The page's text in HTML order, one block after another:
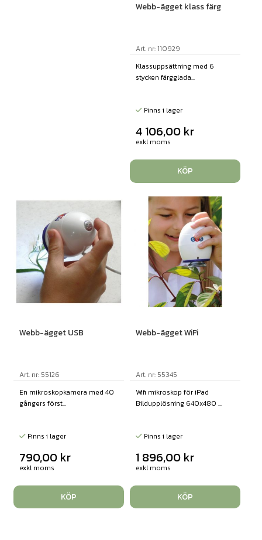
Webb-ägget klass färg
Art. nr: 110929
Klassuppsättning med 6
stycken färgglada...
Finns i lager
4 106,00 kr
exkl moms
KÖP
Webb-ägget USB
Art. nr: 55126
En mikroskopkamera med 40
gångers först...
Finns i lager
790,00 kr
exkl moms
KÖP
Webb-ägget WiFi
Art. nr: 55345
Wifi mikroskop för iPad
Bildupplösning 640x480 ...
Finns i lager
1 896,00 kr
exkl moms
KÖP